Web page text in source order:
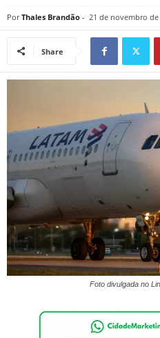
Por Thales Brandão - 21 de novembro de
Share
Foto divulgada no